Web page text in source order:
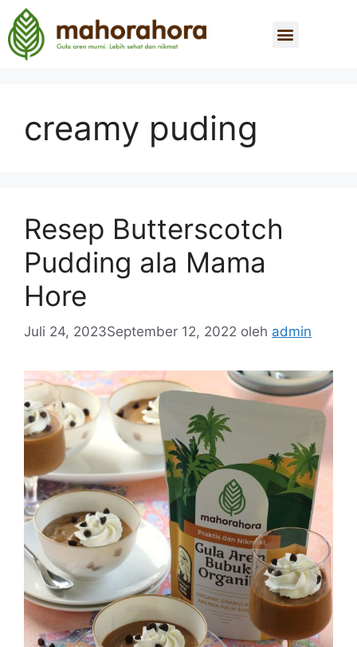
creamy puding
Resep Butterscotch
Pudding ala Mama
Hore
Juli 24, 2023September 12, 2022 oleh admin